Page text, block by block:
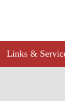
Links &